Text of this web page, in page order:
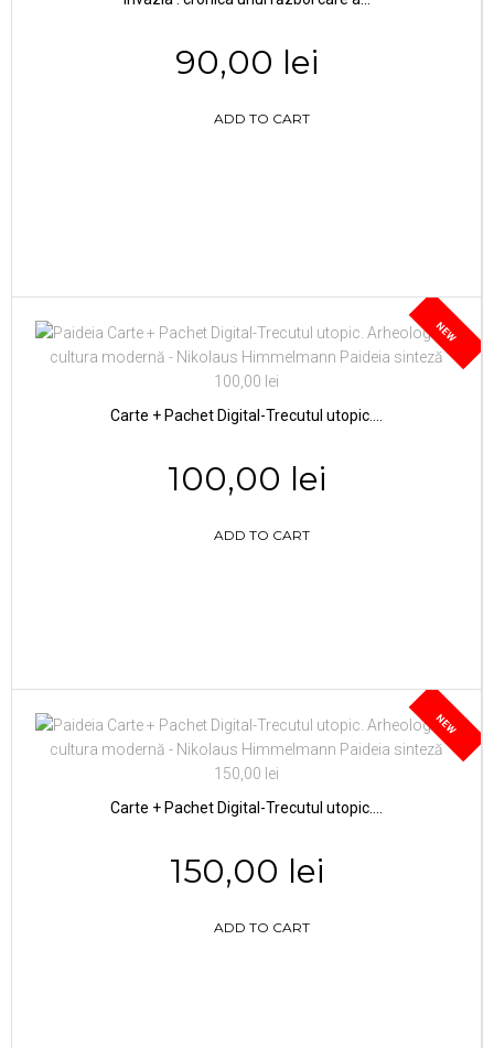
90,00 lei
ADD TO CART
NEW
Carte + Pachet Digital-Trecutul utopic....
100,00 lei
ADD TO CART
NEW
Carte + Pachet Digital-Trecutul utopic....
150,00 lei
ADD TO CART